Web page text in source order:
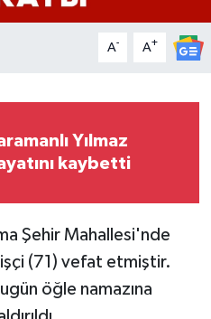
A- A+
Yılmaz
kaybetti
Şehir Mahallesi'nde
(71) vefat etmiştir.
öğle namazına